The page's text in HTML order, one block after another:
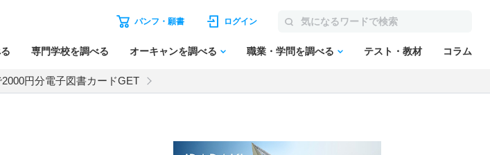
パンフ・願書 ログイン
専門学校を調べる オーキャンを調べる 職業・学問を調べる テスト・教材 コラム
2000円分電子図書カードGET